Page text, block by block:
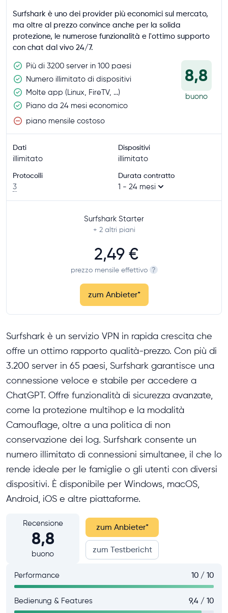
Surfshark è uno dei provider più economici sul mercato,
ma oltre al prezzo convince anche per la solida
protezione, le numerose funzionalità e l'ottimo supporto
con chat dal vivo 24/7.
Più di 3200 server in 100 paesi
Numero illimitato di dispositivi
Molte app (Linux, FireTV, ...)
Piano da 24 mesi economico
piano mensile costoso
8,8
buono
Dati
illimitato
Dispositivi
illimitato
Protocolli
3
Durata contratto
1 - 24 mesi
Surfshark Starter
+ 2 altri piani
2,49 €
prezzo mensile effettivo ?
zum Anbieter*
Surfshark è un servizio VPN in rapida crescita che
offre un ottimo rapporto qualità-prezzo. Con più di
3.200 server in 65 paesi, Surfshark garantisce una
connessione veloce e stabile per accedere a
ChatGPT. Offre funzionalità di sicurezza avanzate,
come la protezione multihop e la modalità
Camouflage, oltre a una politica di non
conservazione dei log. Surfshark consente un
numero illimitato di connessioni simultanee, il che lo
rende ideale per le famiglie o gli utenti con diversi
dispositivi. È disponibile per Windows, macOS,
Android, iOS e altre piattaforme.
Recensione
8,8
buono
zum Anbieter*
zum Testbericht
Performance 10 / 10
Bedienung & Features 9,4 / 10